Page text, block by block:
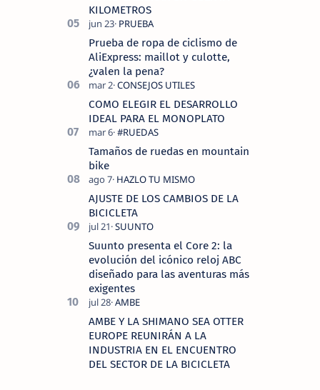
KILOMETROS
Prueba de ropa de ciclismo de
AliExpress: maillot y culotte,
¿valen la pena?
COMO ELEGIR EL DESARROLLO
IDEAL PARA EL MONOPLATO
Tamaños de ruedas en mountain
bike
AJUSTE DE LOS CAMBIOS DE LA
BICICLETA
Suunto presenta el Core 2: la
evolución del icónico reloj ABC
diseñado para las aventuras más
exigentes
AMBE Y LA SHIMANO SEA OTTER
EUROPE REUNIRÁN A LA
INDUSTRIA EN EL ENCUENTRO
DEL SECTOR DE LA BICICLETA